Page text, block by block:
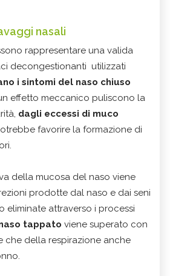
nasali
rappresentare una valida
decongestionanti utilizzati
i sintomi del naso chiuso
effetto meccanico puliscono la
dagli eccessi di muco
favorire la formazione di
della mucosa del naso viene
prodotte dal naso e dai seni
eliminate attraverso i processi
tappato viene superato con
che della respirazione anche